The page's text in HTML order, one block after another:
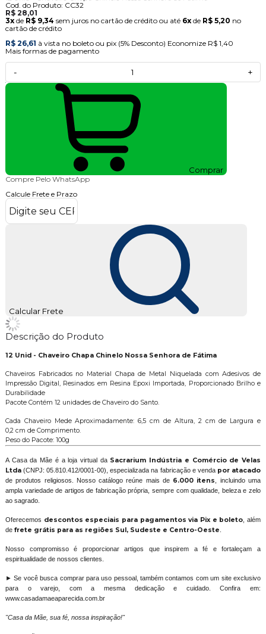
Cod. do Produto: CC32
R$ 28,01
3xde R$ 9,34 sem juros no cartão de crédito ou até 6xde R$ 5,20 no
cartão de crédito
R$ 26,61 à vista no boleto ou pix (5% Desconto) Economize R$ 1,40
Mais formas de pagamento
- +
Comprar
Compre Pelo WhatsApp
Calcule Frete e Prazo
Calcular Frete
Descrição do Produto
12 Unid - Chaveiro Chapa Chinelo Nossa Senhora de Fátima
Chaveiros Fabricados no Material Chapa de Metal Niquelada com Adesivos de
Impressão Digital, Resinados em Resina Epoxi Importada, Proporcionado Brilho e
Durabilidade
Pacote Contém 12 unidades de Chaveiro do Santo.
Cada Chaveiro Mede Aproximadamente: 6,5 cm de Altura, 2 cm de Largura e
0,2 cm de Comprimento.
Peso do Pacote: 100g
A Casa da Mãe é a loja virtual daSacrarium Indústria e Comércio de Velas
Ltda(CNPJ: 05.810.412/0001-00), especializada na fabricação e venda por atacado
de produtos religiosos. Nosso catálogo reúne mais de 6.000 itens
, incluindo uma
ampla variedade de artigos de fabricação própria, sempre com qualidade, beleza e zelo
ao sagrado.
Oferecemos descontos especiais para pagamentos via Pix e boleto , além
de frete grátis para as regiões Sul, Sudeste e Centro-Oeste
Nosso compromisso é proporcionar artigos que inspirem a fé e fortaleçam a
espiritualidade de nossos clientes.
► Se você busca comprar para uso pessoal, também contamos com um site exclusivo
para o varejo, com a mesma dedicação e cuidado. Confira em:
www.casadamaeaparecida.com.br
"Casa da Mãe, sua fé, nossa inspiração!"